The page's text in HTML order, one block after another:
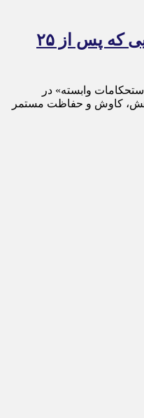
ثبت جهانی الموت؛ آرزویی که پس از ۲۵
وابسته» در
از ۲۵ سال پژوهش، کاوش و حفاظت مستمر